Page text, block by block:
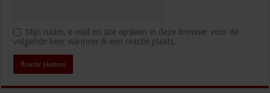
Mijn naam, e-mail en site opslaan in deze browser voor de
volgende keer wanneer ik een reactie plaats.